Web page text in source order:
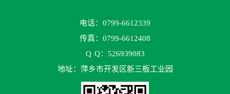
电话：0799-6612339
传真：0799-6612408
Q Q：526939083
地址：萍乡市开发区新三板工业园